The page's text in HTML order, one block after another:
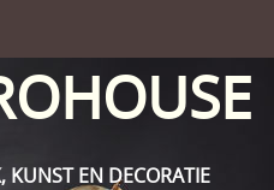
KUNST EN DECORATIE